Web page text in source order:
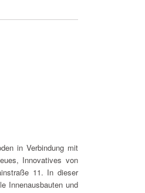
in Verbindung mit
Innovatives von
11. In dieser
Innenausbauten und